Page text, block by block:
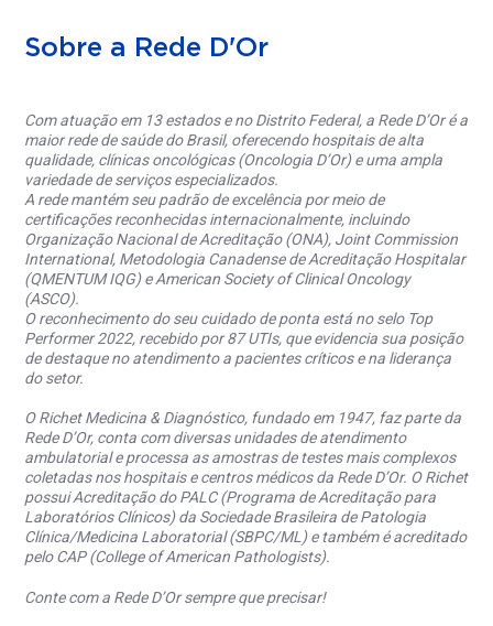
Sobre a Rede D'Or
Com atuação em 13 estados e no Distrito Federal, a Rede D’Or é a
maior rede de saúde do Brasil, oferecendo hospitais de alta
qualidade, clínicas oncológicas (Oncologia D’Or) e uma ampla
variedade de serviços especializados.
A rede mantém seu padrão de excelência por meio de
certificações reconhecidas internacionalmente, incluindo
Organização Nacional de Acreditação (ONA), Joint Commission
International, Metodologia Canadense de Acreditação Hospitalar
(QMENTUM IQG) e American Society of Clinical Oncology
(ASCO).
O reconhecimento do seu cuidado de ponta está no selo Top
Performer 2022, recebido por 87 UTIs, que evidencia sua posição
de destaque no atendimento a pacientes críticos e na liderança
do setor.
O Richet Medicina & Diagnóstico, fundado em 1947, faz parte da
Rede D’Or, conta com diversas unidades de atendimento
ambulatorial e processa as amostras de testes mais complexos
coletadas nos hospitais e centros médicos da Rede D’Or. O Richet
possui Acreditação do PALC (Programa de Acreditação para
Laboratórios Clínicos) da Sociedade Brasileira de Patologia
Clínica/Medicina Laboratorial (SBPC/ML) e também é acreditado
pelo CAP (College of American Pathologists).
Conte com a Rede D’Or sempre que precisar!